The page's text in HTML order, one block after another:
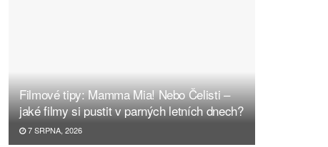
Filmové tipy: Mamma Mia! Nebo Čelisti –
jaké filmy si pustit v parných letních dnech?
7 SRPNA, 2026